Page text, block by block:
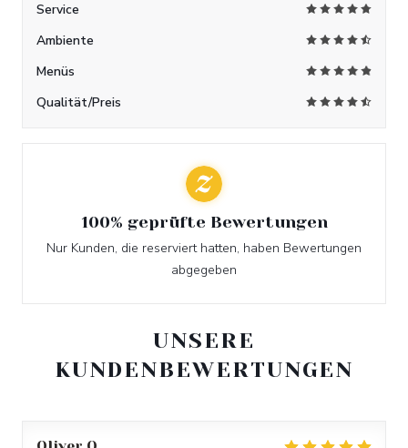
UNSERE
KUNDENBEWERTUNGEN
Service
Ambiente
Menüs
Qualität/Preis
100% geprüfte Bewertungen
Nur Kunden, die reserviert hatten, haben Bewertungen
abgegeben